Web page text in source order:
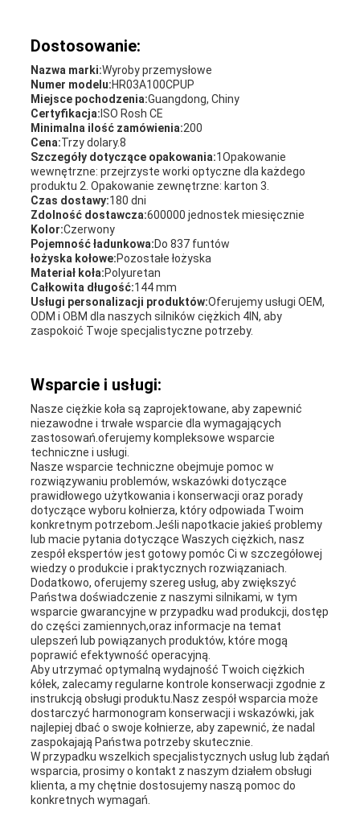
Dostosowanie:
Nazwa marki:Wyroby przemysłowe
Numer modelu:HR03A100CPUP
Miejsce pochodzenia:Guangdong, Chiny
Certyfikacja: ISO Rosh CE
Minimalna ilość zamówienia:200
Cena:Trzy dolary.8
Szczegóły dotyczące opakowania:1Opakowanie
wewnętrzne: przejrzyste worki optyczne dla każdego
produktu 2. Opakowanie zewnętrzne: karton 3.
Czas dostawy:180 dni
Zdolność dostawcza:600000 jednostek miesięcznie
Kolor:Czerwony
Pojemność ładunkowa:Do 837 funtów
łożyska kołowe:Pozostałe łożyska
Materiał koła:Polyuretan
Całkowita długość:144 mm
Usługi personalizacji produktów:Oferujemy usługi OEM,
ODM i OBM dla naszych silników ciężkich 4IN, aby
zaspokoić Twoje specjalistyczne potrzeby.
Wsparcie i usługi:
Nasze ciężkie koła są zaprojektowane, aby zapewnić
niezawodne i trwałe wsparcie dla wymagających
zastosowań.oferujemy kompleksowe wsparcie
techniczne i usługi.
Nasze wsparcie techniczne obejmuje pomoc w
rozwiązywaniu problemów, wskazówki dotyczące
prawidłowego użytkowania i konserwacji oraz porady
dotyczące wyboru kołnierza, który odpowiada Twoim
konkretnym potrzebom.Jeśli napotkacie jakieś problemy
lub macie pytania dotyczące Waszych ciężkich, nasz
zespół ekspertów jest gotowy pomóc Ci w szczegółowej
wiedzy o produkcie i praktycznych rozwiązaniach.
Dodatkowo, oferujemy szereg usług, aby zwiększyć
Państwa doświadczenie z naszymi silnikami, w tym
wsparcie gwarancyjne w przypadku wad produkcji, dostęp
do części zamiennych,oraz informacje na temat
ulepszeń lub powiązanych produktów, które mogą
poprawić efektywność operacyjną.
Aby utrzymać optymalną wydajność Twoich ciężkich
kółek, zalecamy regularne kontrole konserwacji zgodnie z
instrukcją obsługi produktu.Nasz zespół wsparcia może
dostarczyć harmonogram konserwacji i wskazówki, jak
najlepiej dbać o swoje kołnierze, aby zapewnić, że nadal
zaspokajają Państwa potrzeby skutecznie.
W przypadku wszelkich specjalistycznych usług lub żądań
wsparcia, prosimy o kontakt z naszym działem obsługi
klienta, a my chętnie dostosujemy naszą pomoc do
konkretnych wymagań.